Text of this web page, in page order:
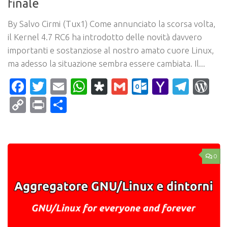
finale
By Salvo Cirmi (Tux1) Come annunciato la scorsa volta,
il Kernel 4.7 RC6 ha introdotto delle novità davvero
importanti e sostanziose al nostro amato cuore Linux,
ma adesso la situazione sembra essere cambiata. Il...
Facebook
Twitter
EmailWhatsApp
Diaspora
Gmail Yahoo
CopyPrint
0